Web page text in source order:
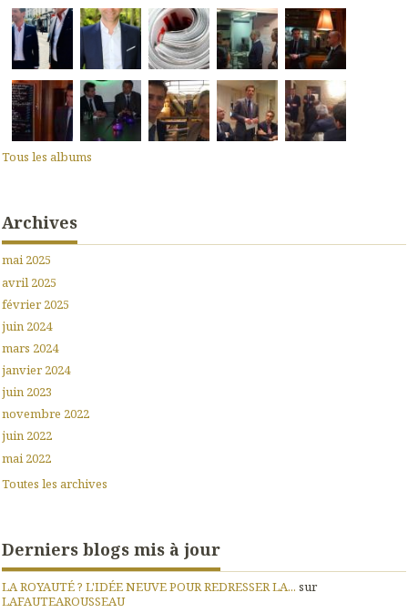
Tous les albums
Archives
mai 2025
avril 2025
février 2025
juin 2024
mars 2024
janvier 2024
juin 2023
novembre 2022
juin 2022
mai 2022
Toutes les archives
Derniers blogs mis à jour
LA ROYAUTÉ ? L'IDÉE NEUVE POUR REDRESSER LA... sur
LAFAUTEAROUSSEAU